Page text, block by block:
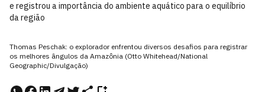
e registrou a importância do ambiente aquático para o equilíbrio
da região
Thomas Peschak: o explorador enfrentou diversos desafios para registrar
os melhores ângulos da Amazônia (Otto Whitehead/National
Geographic/Divulgação)